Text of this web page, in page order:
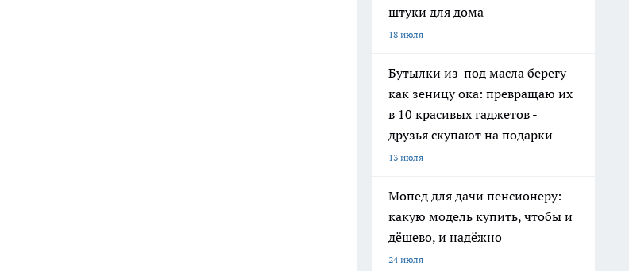
штуки для дома
18 июля
Бутылки из-под масла берегу
как зеницу ока: превращаю их
в 10 красивых гаджетов -
друзья скупают на подарки
13 июля
Мопед для дачи пенсионеру:
какую модель купить, чтобы и
дёшево, и надёжно
24 июля